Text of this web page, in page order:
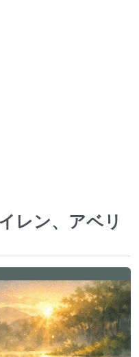
レン、アベリ